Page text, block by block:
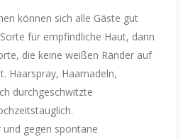
können sich alle Gäste gut
für empfindliche Haut, dann
die keine weißen Ränder auf
Haarspray, Haarnadeln,
durchgeschwitzte
gegen spontane